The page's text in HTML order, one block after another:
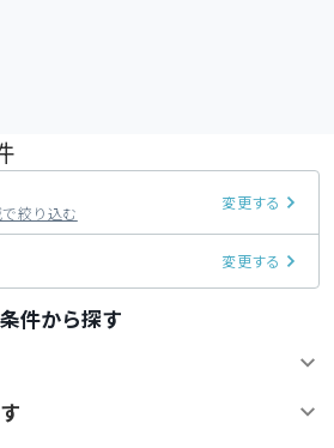
絞り込む
変更する
変更する
件から探す